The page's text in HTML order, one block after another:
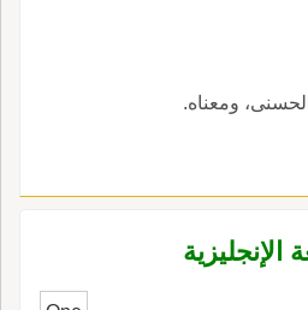
ومعناه.
الإنجليزية